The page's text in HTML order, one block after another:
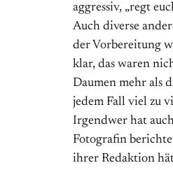
aggressiv, „regt
Auch diverse
der Vorbereitung
klar, das waren
Daumen mehr als
jedem Fall viel zu
Irgendwer hat
Fotografin
ihrer Redaktion